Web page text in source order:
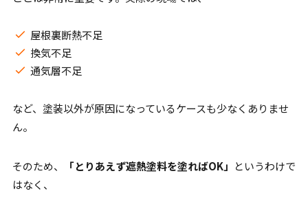
屋根裏断熱不足
換気不足
通気層不足
など、塗装以外が原因になっているケースも少なくありませ
ん。
そのため、 「とりあえず遮熱塗料を塗ればOK」 というわけで
はなく、